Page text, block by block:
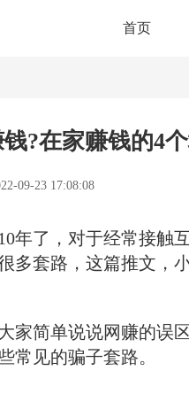
首页
?在家赚钱的4
09-23 17:08:08
年了，对于经常接触
多套路，这篇推文，
家简单说说网赚的误
常见的骗子套路。